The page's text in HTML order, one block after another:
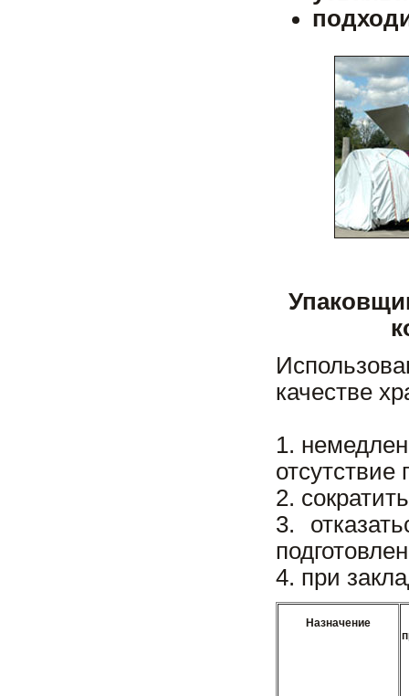
качестве
1.
отсутствие
2.
3.
4. при
Назначение